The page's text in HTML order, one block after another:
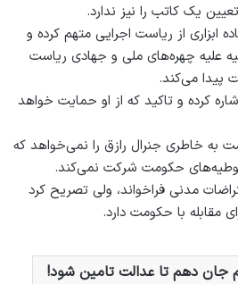
یک کاتب را نیز ندارد.
ابزاری از ریاست اجرایی متهم کرده و
علیه چهره‌های ملی و جهادی ریاست
پیدا می‌کند.
کرده و تاکید که از او حمایت خواهد
به خاطری جنرال رازق را نمی‌خواهد که
حکومت شرکت نمی‌کند.
مدنی فراخواند، ولی تصریح کرد
مقابله با حکومت دارد.
جان دهم تا عدالت تامین شود!